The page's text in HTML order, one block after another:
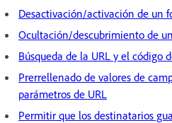
Desactivación/activación de un
Ocultación/descubrimiento de
Búsqueda de la URL y el código
Prerrellenado de valores de
parámetros de URL
Permitir que los destinatarios